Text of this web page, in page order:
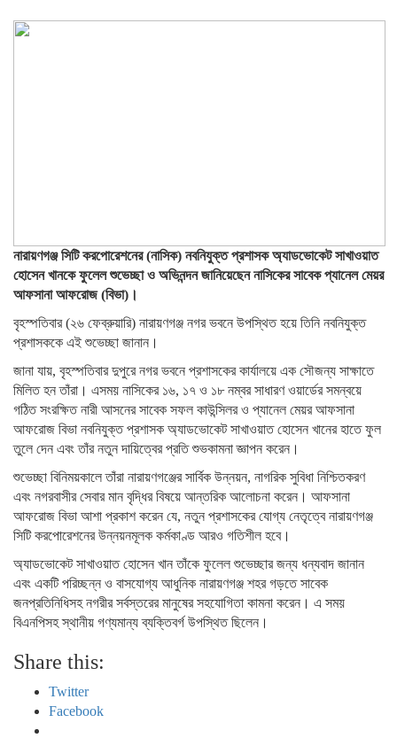
নারায়ণগঞ্জ সিটি করপোরেশনের (নাসিক) নবনিযুক্ত প্রশাসক অ্যাডভোকেট সাখাওয়াত
হোসেন খানকে ফুলেল শুভেচ্ছা ও অভিনন্দন জানিয়েছেন নাসিকের সাবেক প্যানেল মেয়র
আফসানা আফরোজ (বিভা)।
বৃহস্পতিবার (২৬ ফেব্রুয়ারি) নারায়ণগঞ্জ নগর ভবনে উপস্থিত হয়ে তিনি নবনিযুক্ত
প্রশাসককে এই শুভেচ্ছা জানান।
জানা যায়, বৃহস্পতিবার দুপুরে নগর ভবনে প্রশাসকের কার্যালয়ে এক সৌজন্য সাক্ষাতে
মিলিত হন তাঁরা। এসময় নাসিকের ১৬, ১৭ ও ১৮ নম্বর সাধারণ ওয়ার্ডের সমন্বয়ে
গঠিত সংরক্ষিত নারী আসনের সাবেক সফল কাউন্সিলর ও প্যানেল মেয়র আফসানা
আফরোজ বিভা নবনিযুক্ত প্রশাসক অ্যাডভোকেট সাখাওয়াত হোসেন খানের হাতে ফুল
তুলে দেন এবং তাঁর নতুন দায়িত্বের প্রতি শুভকামনা জ্ঞাপন করেন।
শুভেচ্ছা বিনিময়কালে তাঁরা নারায়ণগঞ্জের সার্বিক উন্নয়ন, নাগরিক সুবিধা নিশ্চিতকরণ
এবং নগরবাসীর সেবার মান বৃদ্ধির বিষয়ে আন্তরিক আলোচনা করেন। আফসানা
আফরোজ বিভা আশা প্রকাশ করেন যে, নতুন প্রশাসকের যোগ্য নেতৃত্বে নারায়ণগঞ্জ
সিটি করপোরেশনের উন্নয়নমূলক কর্মকাণ্ড আরও গতিশীল হবে।
অ্যাডভোকেট সাখাওয়াত হোসেন খান তাঁকে ফুলেল শুভেচ্ছার জন্য ধন্যবাদ জানান
এবং একটি পরিচ্ছন্ন ও বাসযোগ্য আধুনিক নারায়ণগঞ্জ শহর গড়তে সাবেক
জনপ্রতিনিধিসহ নগরীর সর্বস্তরের মানুষের সহযোগিতা কামনা করেন। এ সময়
বিএনপিসহ স্থানীয় গণ্যমান্য ব্যক্তিবর্গ উপস্থিত ছিলেন।
Share this:
Twitter
Facebook